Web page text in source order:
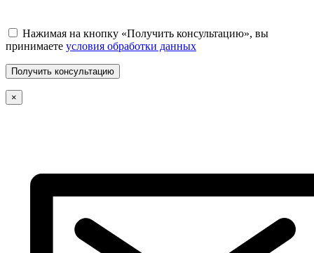
Нажимая на кнопку «Получить консультацию», вы
принимаете условия обработки данных
×